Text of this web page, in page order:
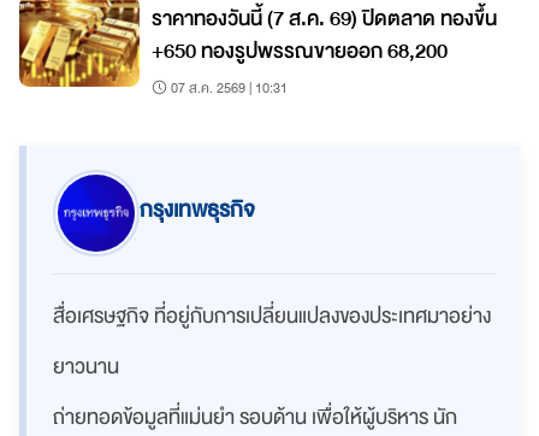
ราคาทองวันนี้ (7 ส.ค. 69) ปิดตลาด ทองขึ้น
+650 ทองรูปพรรณขายออก 68,200
07 ส.ค. 2569 | 10:31
กรุงเทพธุรกิจ
สื่อเศรษฐกิจ ที่อยู่กับการเปลี่ยนแปลงของประเทศมาอย่าง
ยาวนาน
ถ่ายทอดข้อมูลที่แม่นยำ รอบด้าน เพื่อให้ผู้บริหาร นัก